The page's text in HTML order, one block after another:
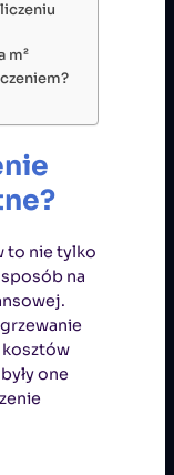
m²
to nie tylko
na
kosztów
one